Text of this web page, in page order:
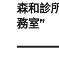
下
一
文
森和診
務室”